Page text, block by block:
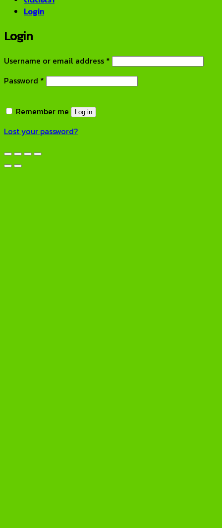
Login
Login
Username or email address * Required
Password * Required
Remember me Log in
Lost your password?